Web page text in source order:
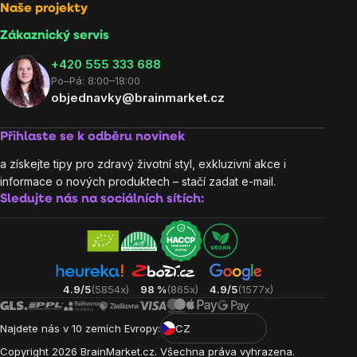
Naše projekty
Zákaznický servis
‭+420 555 333 688
Po–Pá: 8:00–18:00
objednavky@brainmarket.cz
Přihlaste se k odběru novinek
a získejte tipy pro zdravý životní styl, exkluzivní akce i
informace o nových produktech – stačí zadat e-mail.
Sledujte nás na sociálních sítích:
4.9/5(5854x) 98 %(865x) 4.9/5(1577x)
Najdete nás v 10 zemích Evropy:
CZ
Copyright 2026 BrainMarket.cz. Všechna práva vyhrazena.